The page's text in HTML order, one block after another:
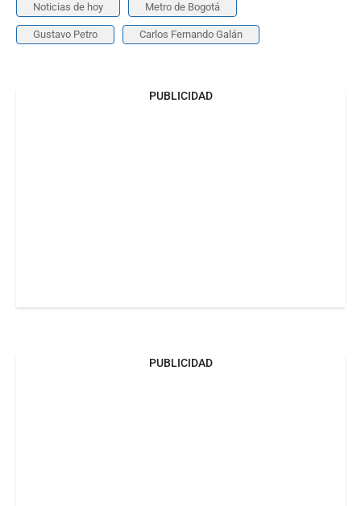
Noticias de hoy Metro de Bogotá
Gustavo Petro Carlos Fernando Galán
PUBLICIDAD
PUBLICIDAD